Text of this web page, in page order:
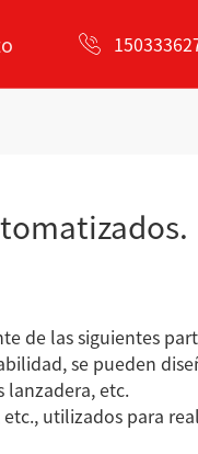
empaquetadora y
flejadora
tubos de acero
de las siguientes
se pueden
lanzadera, etc.
utilizados para